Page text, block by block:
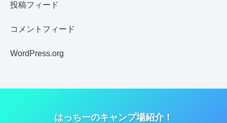
投稿フィード
コメントフィード
WordPress.org
はっちーのキャンプ場紹介！